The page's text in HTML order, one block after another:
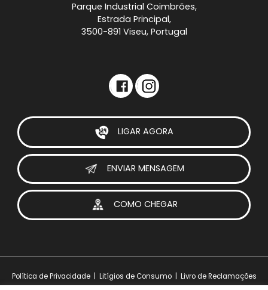
Parque Industrial Coimbrões,
Estrada Principal,
3500-891 Viseu, Portugal
LIGAR AGORA
ENVIAR MENSAGEM
COMO CHEGAR
Política de Privacidade| Litígios de Consumo| Livro de Reclamações